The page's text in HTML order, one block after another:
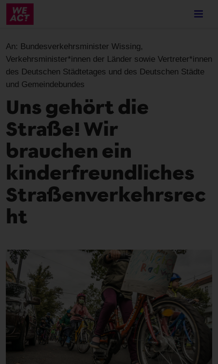
Skip
content
An: Bundesverkehrsminister Wissing,
Verkehrsminister*innen der Länder sowie Vertreter*innen
des Deutschen Städtetages und des Deutschen Städte
und Gemeindebundes
Uns gehört die
Straße! Wir
brauchen ein
kinderfreundliches
Straßenverkehrsrec
ht